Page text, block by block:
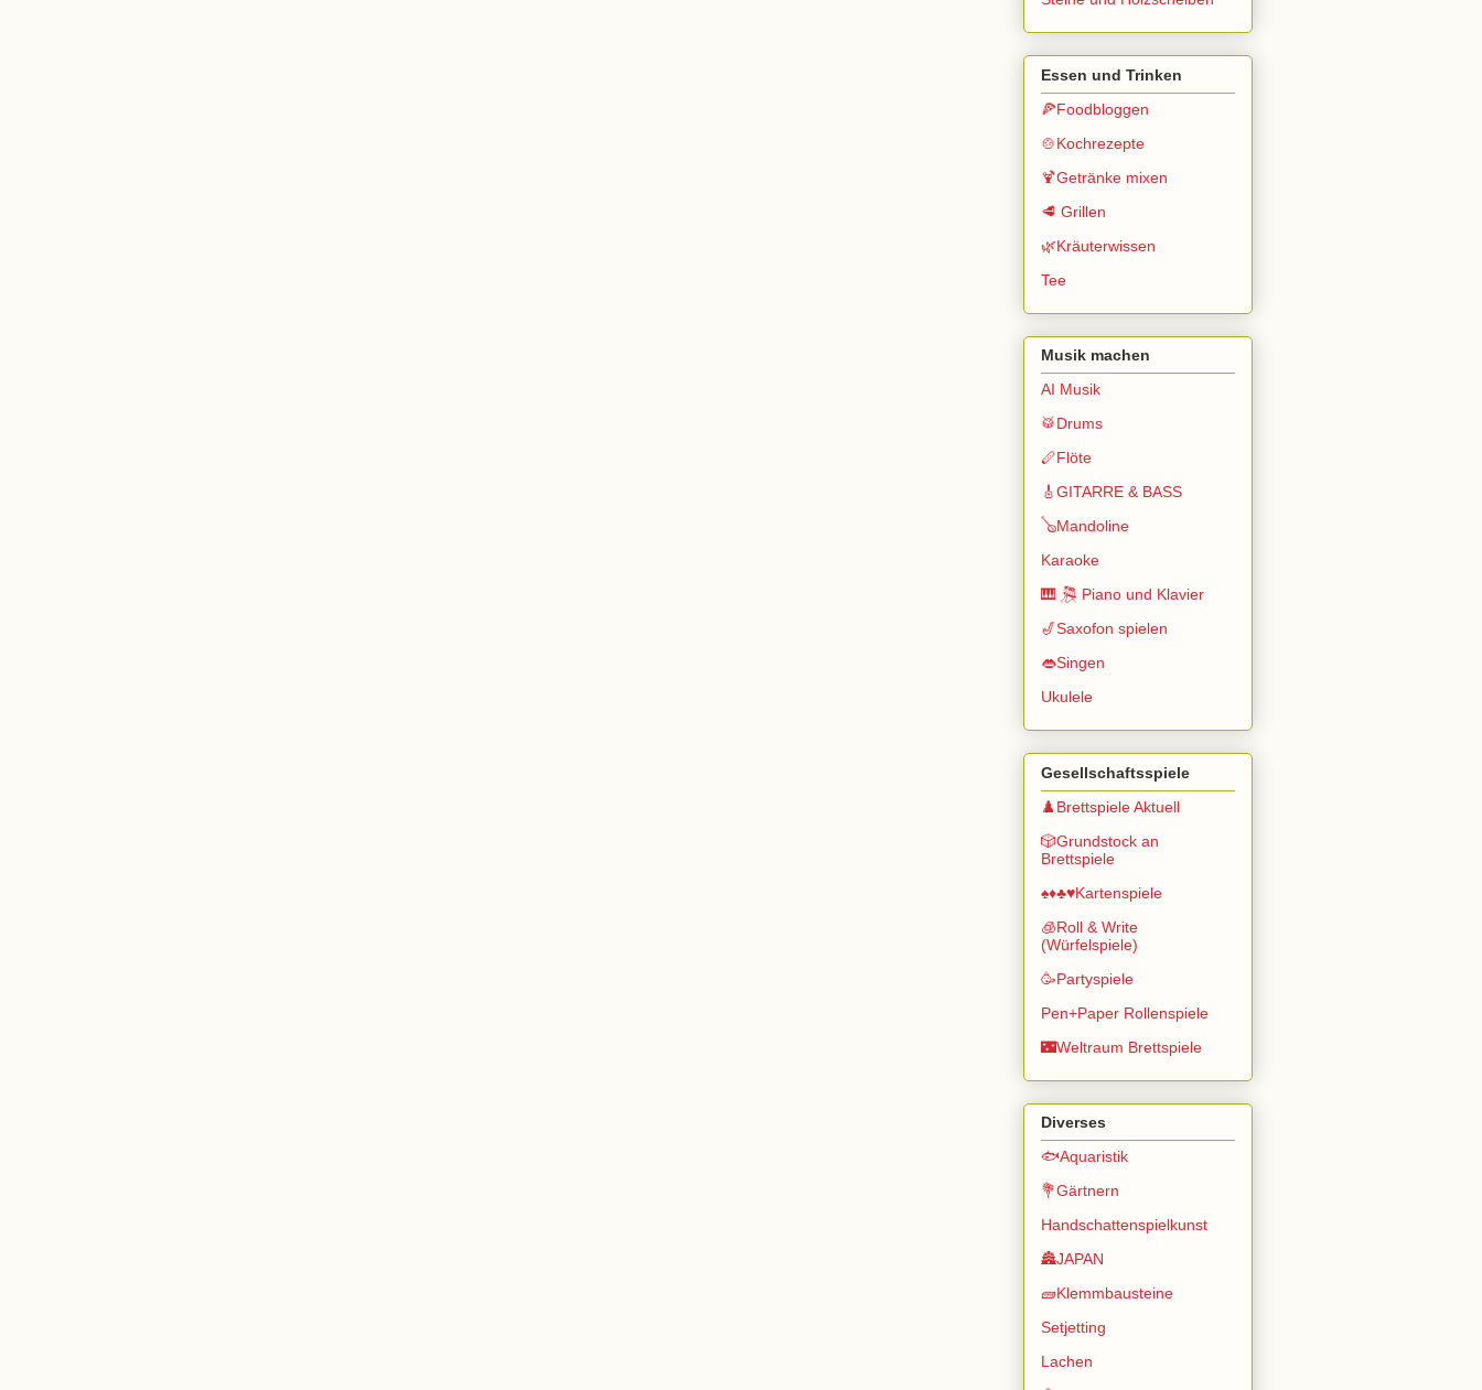
Essen und Trinken
🍕Foodbloggen
🍲Kochrezepte
🍹Getränke mixen
🥩 Grillen
🌿Kräuterwissen
Tee
Musik machen
AI Musik
🥁Drums
🪈Flöte
🎸GITARRE & BASS
🪕Mandoline
Karaoke
🎹 🎘 Piano und Klavier
🎷Saxofon spielen
👄Singen
Ukulele
Gesellschaftsspiele
♟️Brettspiele Aktuell
🎲Grundstock an
Brettspiele
♠️♦️♣️♥️Kartenspiele
🧊Roll & Write
(Würfelspiele)
🥳Partyspiele
Pen+Paper Rollenspiele
🌃Weltraum Brettspiele
Diverses
🐟Aquaristik
💐Gärtnern
Handschattenspielkunst
🏯JAPAN
🧱Klemmbausteine
Setjetting
Lachen